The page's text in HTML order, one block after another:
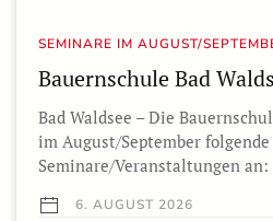
SEMINARE IM AUGUST/
Bauernschule Bad
Bad Waldsee – Die
im August/September folgende
Seminare/Veranstaltungen an:
6. AUGUST 2026